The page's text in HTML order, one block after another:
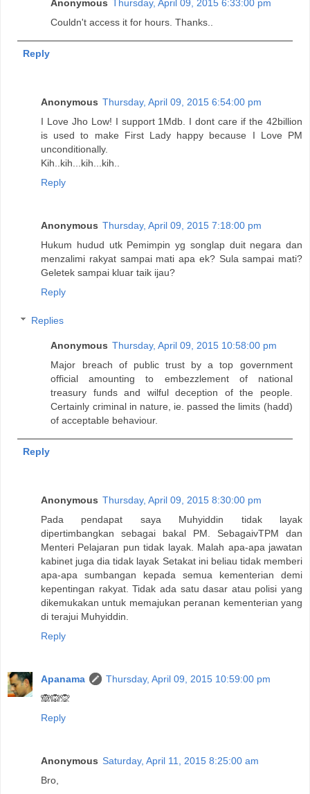
Anonymous
Thursday, April 09, 2015 6:33:00 pm
Couldn't access it for hours. Thanks..
Reply
Anonymous Thursday, April 09, 2015 6:54:00 pm
I Love Jho Low! I support 1Mdb. I dont care if the 42billion
is used to make First Lady happy because I Love PM
unconditionally.
Kih..kih...kih...kih..
Reply
Anonymous Thursday, April 09, 2015 7:18:00 pm
Hukum hudud utk Pemimpin yg songlap duit negara dan
menzalimi rakyat sampai mati apa ek? Sula sampai mati?
Geletek sampai kluar taik ijau?
Reply
Replies
Anonymous Thursday, April 09, 2015 10:58:00 pm
Major breach of public trust by a top government
official amounting to embezzlement of national
treasury funds and wilful deception of the people.
Certainly criminal in nature, ie. passed the limits (hadd)
of acceptable behaviour.
Reply
Anonymous Thursday, April 09, 2015 8:30:00 pm
Pada pendapat saya Muhyiddin tidak layak
dipertimbangkan sebagai bakal PM. SebagaivTPM dan
Menteri Pelajaran pun tidak layak. Malah apa-apa jawatan
kabinet juga dia tidak layak Setakat ini beliau tidak memberi
apa-apa sumbangan kepada semua kementerian demi
kepentingan rakyat. Tidak ada satu dasar atau polisi yang
dikemukakan untuk memajukan peranan kementerian yang
di terajui Muhyiddin.
Reply
Apanama
Thursday, April 09, 2015 10:59:00 pm
🙈🙉🙊
Reply
Anonymous Saturday, April 11, 2015 8:25:00 am
Bro,